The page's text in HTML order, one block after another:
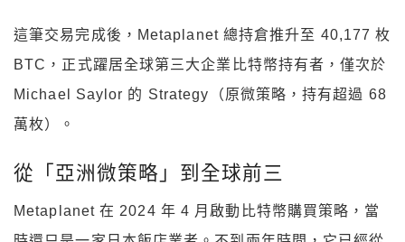
這筆交易完成後，Metaplanet 總持倉推升至 40,177 枚
BTC，正式躍居全球第三大企業比特幣持有者，僅次於
Michael Saylor 的 Strategy（原微策略，持有超過 68
萬枚）。
從「亞洲微策略」到全球前三
Metaplanet 在 2024 年 4 月啟動比特幣購買策略，當